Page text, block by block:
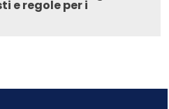
e regole per i